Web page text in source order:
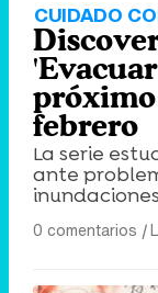
CUIDADO
febrero
La serie
ante
0 comentarios |